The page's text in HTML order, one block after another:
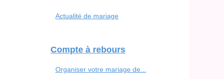
Actualité de mariage
Compte à rebours
Organiser votre mariage de...